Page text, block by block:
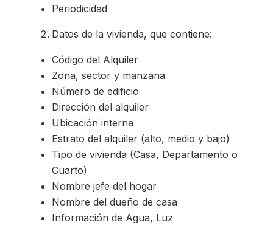
Periodicidad
Datos de la vivienda, que contiene:
Código del Alquiler
Zona, sector y manzana
Número de edificio
Dirección del alquiler
Ubicación interna
Estrato del alquiler (alto, medio y bajo)
Tipo de vivienda (Casa, Departamento o
Cuarto)
Nombre jefe del hogar
Nombre del dueño de casa
Información de Agua, Luz